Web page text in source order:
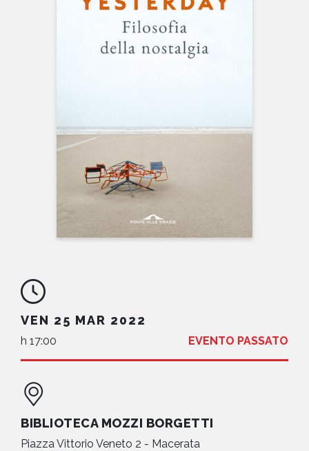
AUTORI
VEN 25 MAR 2022
h 17:00 EVENTO PASSATO
BIBLIOTECA MOZZI BORGETTI
Piazza Vittorio Veneto 2 - Macerata